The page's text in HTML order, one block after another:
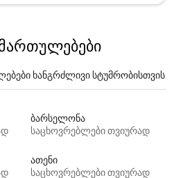
ხანგრძლივი სტუმრობისთვის
ბარსელონა
საცხოვრებლები თვიურად
ათენი
საცხოვრებლები თვიურად